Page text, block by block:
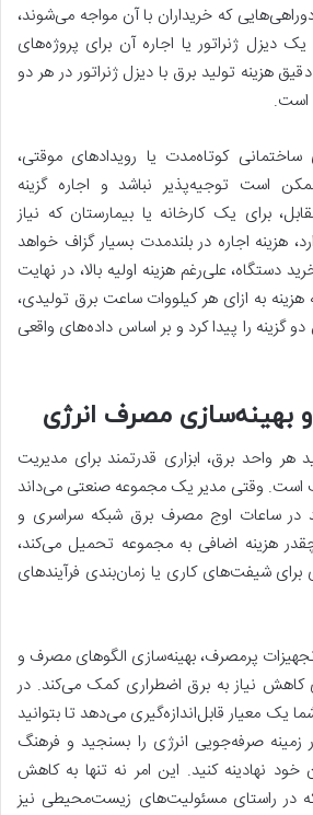
که خریداران با آن مواجه می‌شوند،
دیزل ژنراتور یا اجاره آن برای پروژه‌های
هزینه تولید برق با دیزل ژنراتور در هر دو
است.
ساختمانی کوتاه‌مدت یا رویدادهای موقتی،
است توجیه‌پذیر نباشد و اجاره گزینه
برای یک کارخانه یا بیمارستان که نیاز
هزینه اجاره در بلندمدت بسیار گزاف خواهد
دستگاه، علی‌رغم هزینه اولیه بالا، در نهایت
به ازای هر کیلووات ساعت برق تولیدی،
گزینه را پیدا کرد و بر اساس داده‌های واقعی
بهینه‌سازی مصرف انرژی
هر واحد برق، ابزاری قدرتمند برای مدیریت
است. وقتی مدیر یک مجموعه صنعتی می‌داند
در ساعات اوج مصرف برق شبکه سراسری و
چقدر هزینه اضافی به مجموعه تحمیل می‌کند،
برای شیفت‌های کاری یا زمان‌بندی فرآیندهای
پرمصرف، بهینه‌سازی الگوهای مصرف و
کاهش نیاز به برق اضطراری کمک می‌کند. در
یک معیار قابل‌اندازه‌گیری می‌دهد تا بتوانید
زمینه صرفه‌جویی انرژی را بسنجید و فرهنگ
نهادینه کنید. این امر نه تنها به کاهش
در راستای مسئولیت‌های زیست‌محیطی نیز